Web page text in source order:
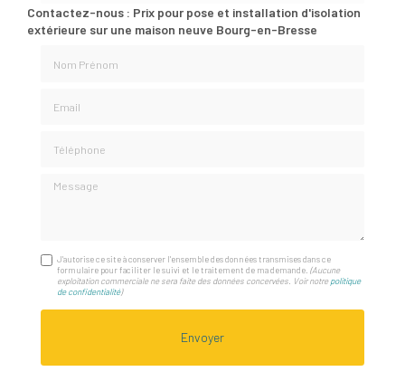
Contactez-nous : Prix pour pose et installation d'isolation
extérieure sur une maison neuve Bourg-en-Bresse
Message
J'autorise ce site à conserver l'ensemble des données transmises dans ce
formulaire pour faciliter le suivi et le traitement de ma demande.(Aucune
exploitation commerciale ne sera faite des données concervées. Voir notrepolitique
de confidentialité)